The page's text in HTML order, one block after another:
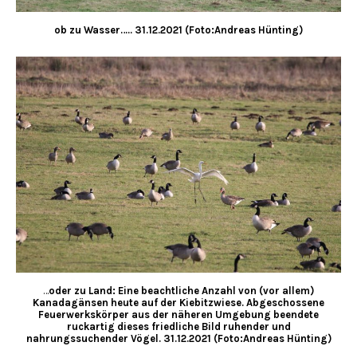
ob zu Wasser….. 31.12.2021 (Foto:Andreas Hünting)
…oder zu Land: Eine beachtliche Anzahl von (vor allem)
Kanadagänsen heute auf der Kiebitzwiese. Abgeschossene
Feuerwerkskörper aus der näheren Umgebung beendete
ruckartig dieses friedliche Bild ruhender und
nahrungssuchender Vögel. 31.12.2021 (Foto:Andreas Hünting)